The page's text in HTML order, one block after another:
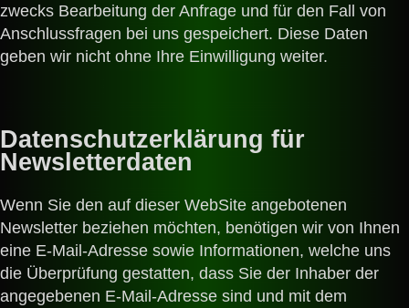
zwecks Bearbeitung der Anfrage und für den Fall von
Anschlussfragen bei uns gespeichert. Diese Daten
geben wir nicht ohne Ihre Einwilligung weiter.
Datenschutzerklärung für
Newsletterdaten
Wenn Sie den auf dieser WebSite angebotenen
Newsletter beziehen möchten, benötigen wir von Ihnen
eine E-Mail-Adresse sowie Informationen, welche uns
die Überprüfung gestatten, dass Sie der Inhaber der
angegebenen E-Mail-Adresse sind und mit dem